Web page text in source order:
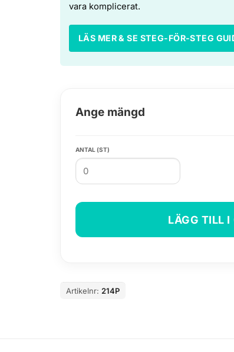
vara komplicerat.
LÄS MER & SE STEG-FÖR-STEG
Ange mängd
ANTAL (ST)
LÄGG TILL I
Artikelnr: 214P